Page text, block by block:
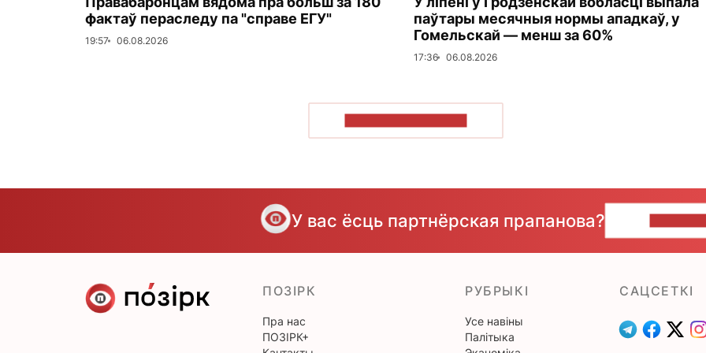
фактаў пераследу па "справе ЕГУ"
19:57 06.08.2026
паўтары месячныя нормы ападкаў, у
Гомельскай — менш за 60%
17:36 06.08.2026
У вас ёсць партнёрская прапанова?
ПОЗІРК
Пра нас
ПОЗІРК+
РУБРЫКІ
Усе навіны
Палітыка
САЦСЕТКІ